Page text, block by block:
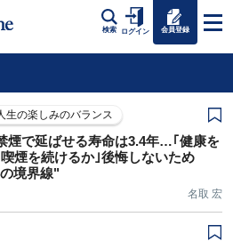
検索 ログイン 会員登録
生の楽しみのバランス
煙で延ばせる寿命は3.4年…｢健康を
煙を続けるか｣後悔しないため
境界線"
名取 宏